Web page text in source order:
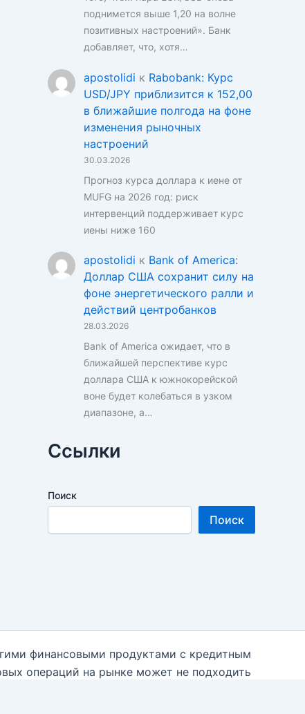
поднимется выше 1,20 на волне
позитивных настроений». Банк
добавляет, что, хотя…
apostolidi к Rabobank: Курс
USD/JPY приблизится к 152,00
в ближайшие полгода на фоне
изменения рыночных
настроений
30.03.2026
Прогноз курса доллара к иене от
MUFG на 2026 год: риск
интервенций поддерживает курс
иены ниже 160
apostolidi к Bank of America:
Доллар США сохранит силу на
фоне энергетического ралли и
действий центробанков
28.03.2026
Bank of America ожидает, что в
ближайшей перспективе курс
доллара США к южнокорейской
воне будет колебаться в узком
диапазоне, а…
Ссылки
Поиск
Поиск
финансовыми продуктами с кредитным
операций на рынке может не подходить